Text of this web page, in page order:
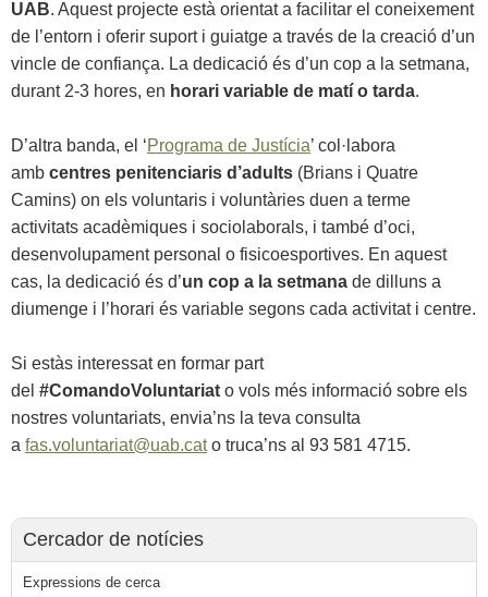
UAB. Aquest projecte està orientat a facilitar el coneixement
de l’entorn i oferir suport i guiatge a través de la creació d’un
vincle de confiança. La dedicació és d’un cop a la setmana,
durant 2-3 hores, en horari variable de matí o tarda.
D’altra banda, el ‘Programa de Justícia’ col·labora
amb centres penitenciaris d’adults (Brians i Quatre
Camins) on els voluntaris i voluntàries duen a terme
activitats acadèmiques i sociolaborals, i també d’oci,
desenvolupament personal o fisicoesportives. En aquest
cas, la dedicació és d’un cop a la setmana de dilluns a
diumenge i l’horari és variable segons cada activitat i centre.
Si estàs interessat en formar part
del #ComandoVoluntariat o vols més informació sobre els
nostres voluntariats, envia’ns la teva consulta
a fas.voluntariat@uab.cato truca’ns al 93 581 4715.
Cercador de notícies
Expressions de cerca